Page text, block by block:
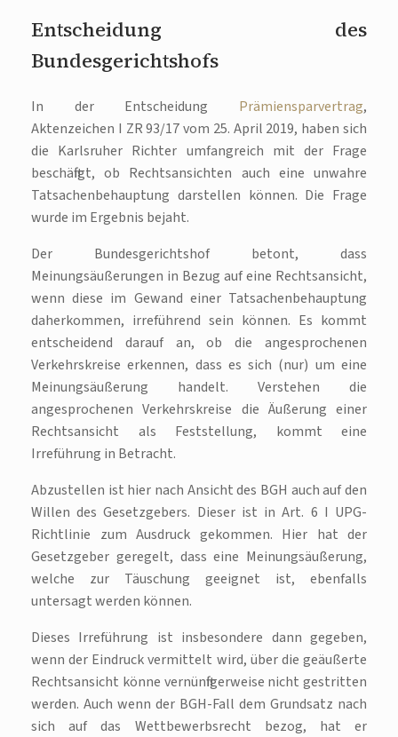
Entscheidung des
Bundesgerichtshofs
In der Entscheidung Prämiensparvertrag,
Aktenzeichen I ZR 93/17 vom 25. April 2019, haben sich
die Karlsruher Richter umfangreich mit der Frage
beschäftigt, ob Rechtsansichten auch eine unwahre
Tatsachenbehauptung darstellen können. Die Frage
wurde im Ergebnis bejaht.
Der Bundesgerichtshof betont, dass
Meinungsäußerungen in Bezug auf eine Rechtsansicht,
wenn diese im Gewand einer Tatsachenbehauptung
daherkommen, irreführend sein können. Es kommt
entscheidend darauf an, ob die angesprochenen
Verkehrskreise erkennen, dass es sich (nur) um eine
Meinungsäußerung handelt. Verstehen die
angesprochenen Verkehrskreise die Äußerung einer
Rechtsansicht als Feststellung, kommt eine
Irreführung in Betracht.
Abzustellen ist hier nach Ansicht des BGH auch auf den
Willen des Gesetzgebers. Dieser ist in Art. 6 I UPG-
Richtlinie zum Ausdruck gekommen. Hier hat der
Gesetzgeber geregelt, dass eine Meinungsäußerung,
welche zur Täuschung geeignet ist, ebenfalls
untersagt werden können.
Dieses Irreführung ist insbesondere dann gegeben,
wenn der Eindruck vermittelt wird, über die geäußerte
Rechtsansicht könne vernünftigerweise nicht gestritten
werden. Auch wenn der BGH-Fall dem Grundsatz nach
sich auf das Wettbewerbsrecht bezog, hat er